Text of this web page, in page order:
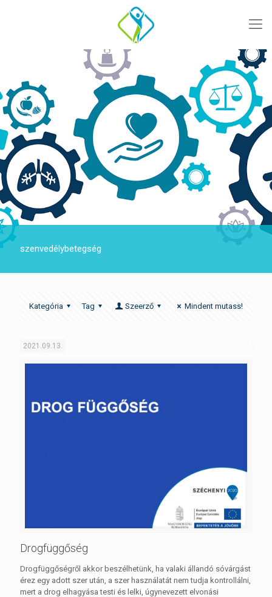
szenvedélybetegség
Kategória Tag Szeerző Mindent mutass!
2021.09.13.
Drogfüggőség
Drogfüggőségről akkor beszélhetünk, ha valaki állandó sóvárgást
érez egy adott szer után, a szer használatát nem tudja kontrollálni,
mert a drog elhagyása testi és lelki, úgynevezett elvonási